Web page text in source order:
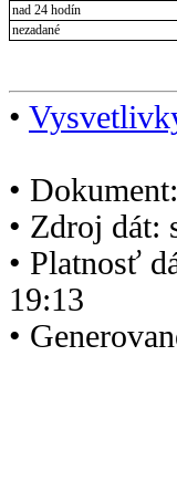
nad 24 hodín
nezadané
•
•
• Zdroj dát:
• Platnosť
19:13
•